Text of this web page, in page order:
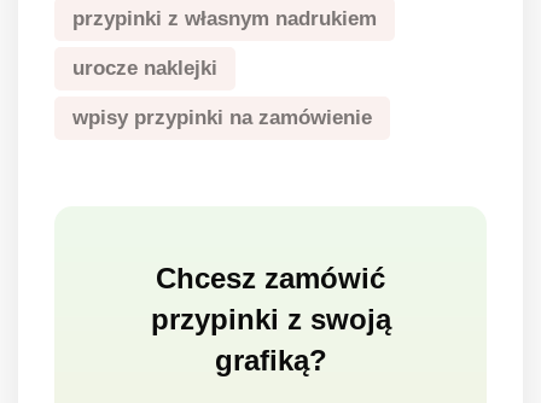
przypinki z własnym nadrukiem
urocze naklejki
wpisy przypinki na zamówienie
Chcesz zamówić
przypinki z swoją
grafiką?